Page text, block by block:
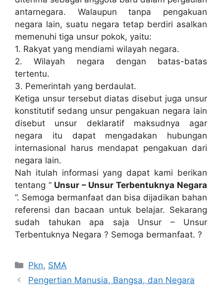
antarnegara. Walaupun tanpa pengakuan
negara lain, suatu negara tetap berdiri asalkan
memenuhi tiga unsur pokok, yaitu:
1. Rakyat yang mendiami wilayah negara.
2. Wilayah negara dengan batas-batas
tertentu.
3. Pemerintah yang berdaulat.
Ketiga unsur tersebut diatas disebut juga unsur
konstitutif sedang unsur pengakuan negara lain
disebut unsur deklaratif maksudnya agar
negara itu dapat mengadakan hubungan
internasional harus mendapat pengakuan dari
negara lain.
Nah itulah informasi yang dapat kami berikan
tentang ”Unsur – Unsur Terbentuknya Negara
”. Semoga bermanfaat dan bisa dijadikan bahan
referensi dan bacaan untuk belajar. Sekarang
sudah tahukan apa saja Unsur – Unsur
Terbentuknya Negara ? Semoga bermanfaat. ?
Kategori
Pkn, SMA
Pengertian Manusia, Bangsa, dan Negara